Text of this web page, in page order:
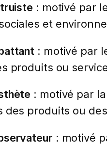
: motivé par
et
: motivé par
produits ou
: motivé par
des produits ou
: motivé